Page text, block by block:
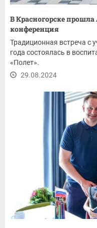
В Красногорске прошла
конференция
Традиционная встреча с
года состоялась в
«Полет».
29.08.2024